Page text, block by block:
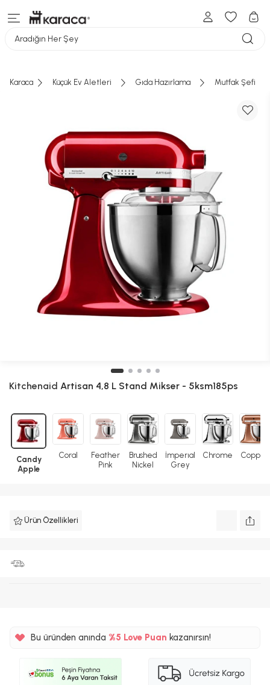
Aradığın Her Şey
Karaca Küçük Ev Aletleri Gıda Hazırlama Mutfak Şefi
Kitchenaid Artisan 4,8 L Stand Mikser - 5ksm185ps
Candy
Apple
Coral
Feather
Pink
Brushed
Nickel
İmperıal
Grey
Chrome Copper
Ürün Özellikleri
Bu üründen anında %5
%5
Love Puan kazanırsın!